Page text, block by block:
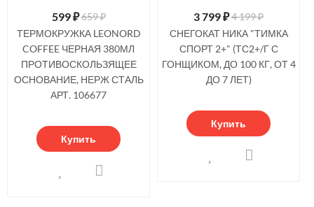
599₽659 ₽
ТЕРМОКРУЖКА LEONORD
COFFEE ЧЕРНАЯ 380МЛ
ПРОТИВОСКОЛЬЗЯЩЕЕ
ОСНОВАНИЕ, НЕРЖ СТАЛЬ
АРТ. 106677
Купить
3 799₽4 199 ₽
СНЕГОКАТ НИКА "ТИМКА
СПОРТ 2+" (ТС2+/Г С
ГОНЩИКОМ, ДО 100 КГ, ОТ 4
ДО 7 ЛЕТ)
Купить